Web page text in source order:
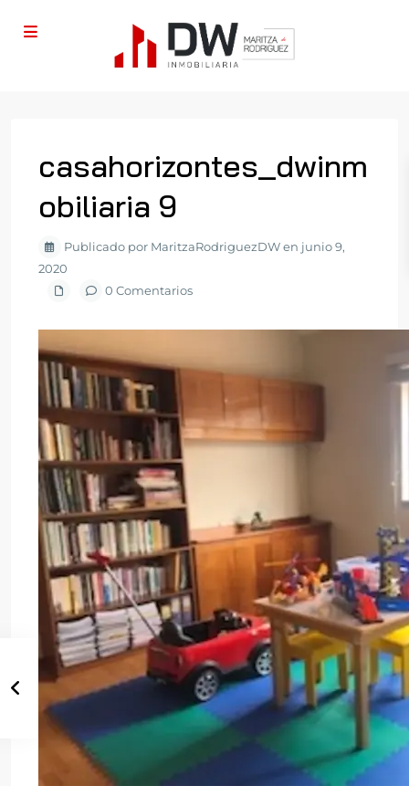
casahorizontes_dwinm
obiliaria 9
Publicado por MaritzaRodriguezDW en junio 9,
2020
0 Comentarios